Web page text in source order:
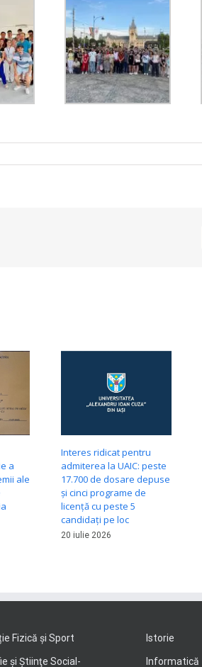
a
ale
Interes ridicat pentru
admiterea la UAIC: peste
17.700 de dosare depuse
și cinci programe de
licență cu peste 5
candidați pe loc
20 iulie 2026
Fizică și Sport
şi Ştiinţe Social-
Istorie
Informatică